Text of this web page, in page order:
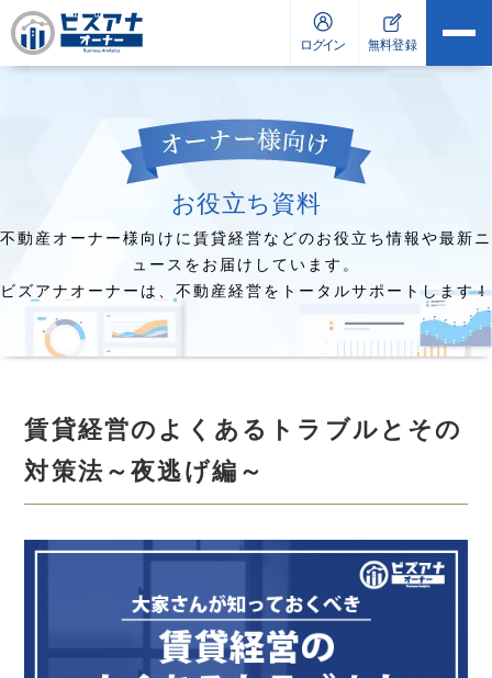
お役立ち資料
不動産オーナー様向けに賃貸経営などのお役立ち情報や最新ニ
ュースをお届けしています。
ビズアナオーナーは、不動産経営をトータルサポートします！
賃貸経営のよくあるトラブルとその
対策法～夜逃げ編～